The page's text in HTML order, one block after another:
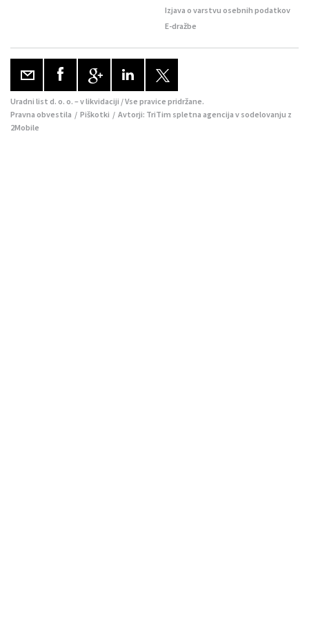
Izjava o varstvu osebnih podatkov
E-dražbe
Uradni list d. o. o. – v likvidaciji / Vse pravice pridržane.
Pravna obvestila / Piškotki / Avtorji: TriTim spletna agencija v sodelovanju z
2Mobile